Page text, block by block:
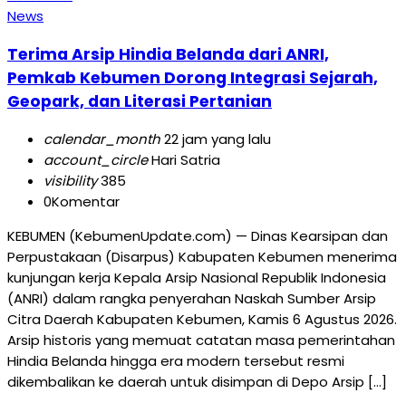
News
Terima Arsip Hindia Belanda dari ANRI,
Pemkab Kebumen Dorong Integrasi Sejarah,
Geopark, dan Literasi Pertanian
calendar_month22 jam yang lalu
account_circleHari Satria
visibility385
0Komentar
KEBUMEN (KebumenUpdate.com) — Dinas Kearsipan dan
Perpustakaan (Disarpus) Kabupaten Kebumen menerima
kunjungan kerja Kepala Arsip Nasional Republik Indonesia
(ANRI) dalam rangka penyerahan Naskah Sumber Arsip
Citra Daerah Kabupaten Kebumen, Kamis 6 Agustus 2026.
Arsip historis yang memuat catatan masa pemerintahan
Hindia Belanda hingga era modern tersebut resmi
dikembalikan ke daerah untuk disimpan di Depo Arsip […]